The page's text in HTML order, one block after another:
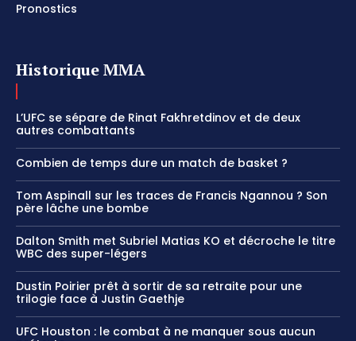
Pronostics
Historique MMA
L’UFC se sépare de Rinat Fakhretdinov et de deux
autres combattants
Combien de temps dure un match de basket ?
Tom Aspinall sur les traces de Francis Ngannou ? Son
père lâche une bombe
Dalton Smith met Subriel Matias KO et décroche le titre
WBC des super-légers
Dustin Poirier prêt à sortir de sa retraite pour une
trilogie face à Justin Gaethje
UFC Houston : le combat à ne manquer sous aucun